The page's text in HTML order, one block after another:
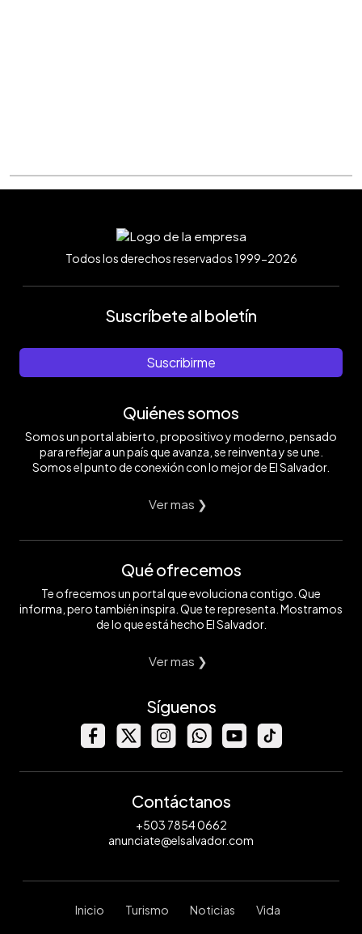
Todos los derechos reservados 1999-2026
Suscríbete al boletín
Suscribirme
Quiénes somos
Somos un portal abierto, propositivo y moderno, pensado
para reflejar a un país que avanza, se reinventa y se une.
Somos el punto de conexión con lo mejor de El Salvador.
Ver mas ❯
Qué ofrecemos
Te ofrecemos un portal que evoluciona contigo. Que
informa, pero también inspira. Que te representa. Mostramos
de lo que está hecho El Salvador.
Ver mas ❯
Síguenos
Contáctanos
+503 7854 0662
anunciate@elsalvador.com
Inicio Turismo Noticias Vida